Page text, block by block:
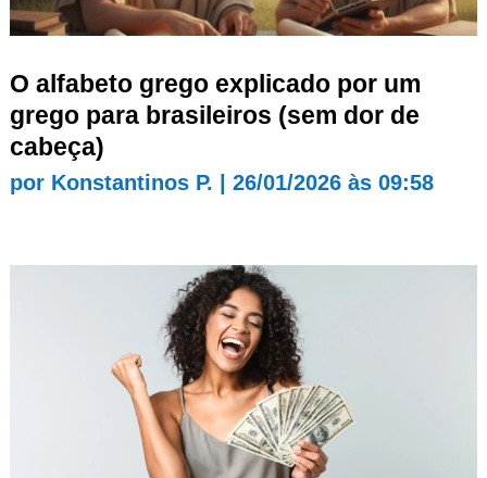
O alfabeto grego explicado por um
grego para brasileiros (sem dor de
cabeça)
por Konstantinos P. 26/01/2026 às 09:58